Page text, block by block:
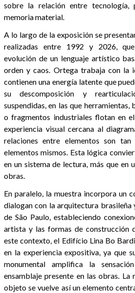
sobre la relación entre tecnología,
memoria material.
A lo largo de la exposición se
realizadas entre 1992 y 2026,
evolución de un lenguaje artístico
orden y caos. Ortega trabaja con la
contienen una energía latente que
su descomposición y
suspendidas, en las que
o fragmentos industriales flotan en
experiencia visual cercana al
relaciones entre elementos son
elementos mismos. Esta lógica
en un sistema de lectura, más que en
obras.
En paralelo, la muestra incorpora un
dialogan con la arquitectura
de São Paulo, estableciendo
artista y las formas de construcción
este contexto, el Edifício Lina Bo
en la experiencia expositiva, ya que
monumental amplifica la
ensamblaje presente en las obras. La
objeto se vuelve así un elemento